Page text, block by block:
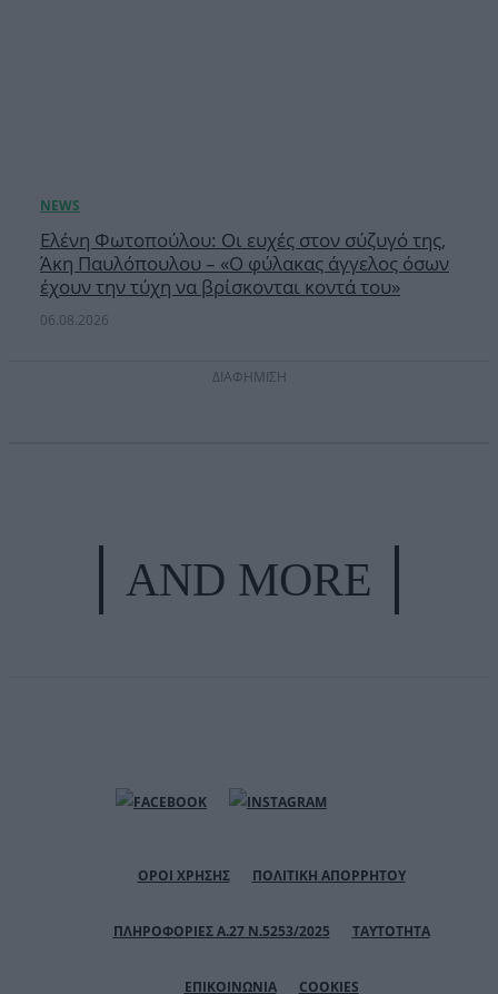
Ελένη Φωτοπούλου: Οι ευχές στον σύζυγό της,
Άκη Παυλόπουλου – «Ο φύλακας άγγελος όσων
έχουν την τύχη να βρίσκονται κοντά του»
06.08.2026
ΔΙΑΦΗΜΙΣΗ
AND MORE
ΟΡΟΙ ΧΡΗΣΗΣ ΠΟΛΙΤΙΚΗ ΑΠΟΡΡΗΤΟΥ
ΠΛΗΡΟΦΟΡΙΕΣ Α.27 Ν.5253/2025 ΤΑΥΤΟΤΗΤΑ
ΕΠΙΚΟΙΝΩΝΙΑ COOKIES